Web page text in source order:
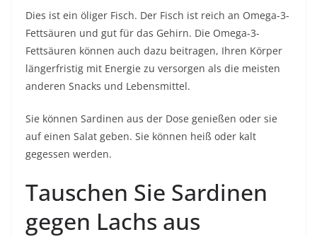
Dies ist ein öliger Fisch. Der Fisch ist reich an Omega-3-
Fettsäuren und gut für das Gehirn. Die Omega-3-
Fettsäuren können auch dazu beitragen, Ihren Körper
längerfristig mit Energie zu versorgen als die meisten
anderen Snacks und Lebensmittel.
Sie können Sardinen aus der Dose genießen oder sie
auf einen Salat geben. Sie können heiß oder kalt
gegessen werden.
Tauschen Sie Sardinen
gegen Lachs aus